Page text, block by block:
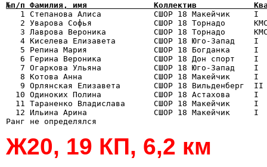
№п/п Фамилия, имя              Коллектив            Квал
1 Степанова Алиса           СШОР 18 Макейчик
2 Уварова Софья             СШОР 18 Торнадо
3 Лаврова Вероника          СШОР 18 Торнадо
4 Киселева Елизавета        СШОР 18 Юго-Запад
5 Репина Мария              СШОР 18 Богданка
6 Герина Вероника           СШОР 18 Дон спорт
7 Огаркова Ульяна           СШОР 18 Юго-Запад
8 Котова Анна               СШОР 18 Макейчик
9 Орлянская Елизавета       СШОР 18 Вильденберг
10 Одиноких Полина           СШОР 18 Астахова
11 Тараненко Владислава      СШОР 18
12 Ильина Арина              СШОР 18
Ж20, 19 КП, 6,2 км